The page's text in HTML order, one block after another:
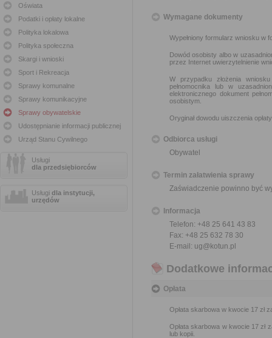
Oświata
Podatki i opłaty lokalne
Polityka lokalowa
Polityka społeczna
Skargi i wnioski
Sport i Rekreacja
Sprawy komunalne
Sprawy komunikacyjne
Sprawy obywatelskie
Udostępnianie informacji publicznej
Urząd Stanu Cywilnego
Usługi
dla przedsiębiorców
Usługi dla instytucji,
urzędów
Wymagane dokumenty
Wypełniony formularz wniosku w
Dowód osobisty albo w
przez Internet uwierzytelnienie
W przypadku złożenia
pełnomocnika lub w
elektronicznego dokument
osobistym.
Oryginał dowodu uiszczenia
Odbiorca usługi
Obywatel
Termin załatwienia sprawy
Zaświadczenie powinno być
Informacja
Telefon: +48 25 641 43 83
Fax: +48 25 632 78 30
E-mail: ug@kotun.pl
Dodatkowe
Opłata
Opłata skarbowa w kwocie 17 zł
Opłata skarbowa w kwocie 17 zł
lub kopii.